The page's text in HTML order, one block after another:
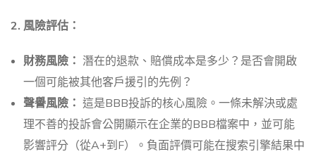
2. 風險評估：
財務風險： 潛在的退款、賠償成本是多少？是否會開啟
一個可能被其他客戶援引的先例？
聲譽風險： 這是BBB投訴的核心風險。一條未解決或處
理不善的投訴會公開顯示在企業的BBB檔案中，並可能
影響評分（從A+到F）。負面評價可能在搜索引擎結果中